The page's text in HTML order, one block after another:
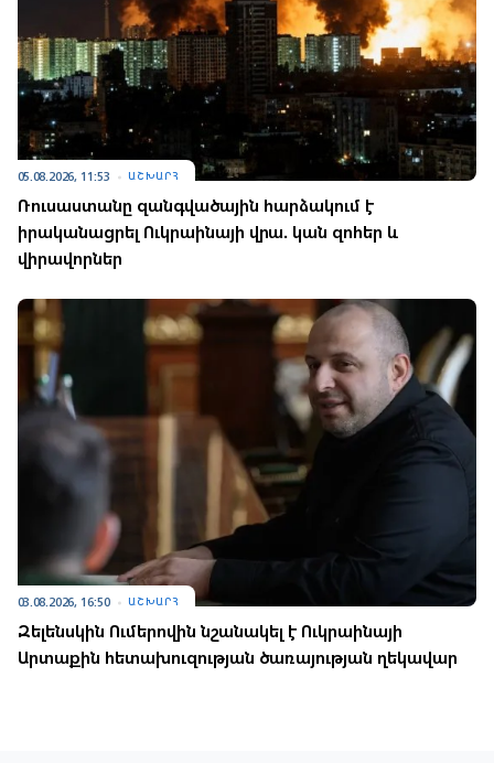
05.08.2026, 11:53 ԱՇԽԱՐՀ
Ռուսաստանը զանգվածային հարձակում է
իրականացրել Ուկրաինայի վրա. կան զոհեր և
վիրավորներ
03.08.2026, 16:50 ԱՇԽԱՐՀ
Զելենսկին Ումերովին նշանակել է Ուկրաինայի
Արտաքին հետախուզության ծառայության ղեկավար